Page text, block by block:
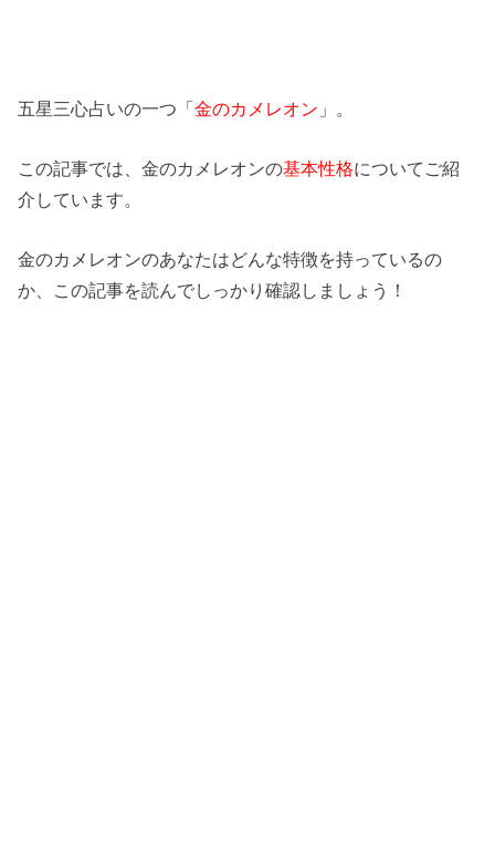
五星三心占いの一つ「金のカメレオン 」。
この記事では、金のカメレオンの基本性格についてご紹
介しています。
金のカメレオンのあなたはどんな特徴を持っているの
か、この記事を読んでしっかり確認しましょう！